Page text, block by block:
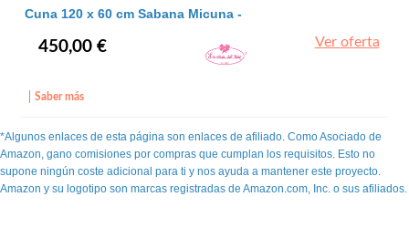
Cuna 120 x 60 cm Sabana Micuna -
Saber más
450,00 € Ver oferta
*Algunos enlaces de esta página son enlaces de afiliado. Como Asociado de
Amazon, gano comisiones por compras que cumplan los requisitos. Esto no
supone ningún coste adicional para ti y nos ayuda a mantener este proyecto.
Amazon y su logotipo son marcas registradas de Amazon.com, Inc. o sus afiliados.